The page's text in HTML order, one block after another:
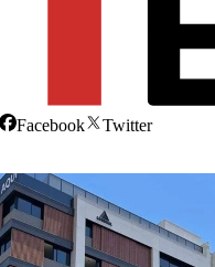
Facebook
Twitter